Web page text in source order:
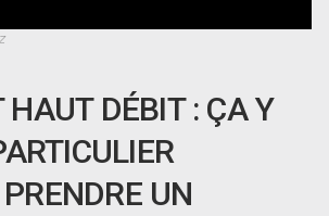
HAUT DÉBIT : ÇA Y
UN